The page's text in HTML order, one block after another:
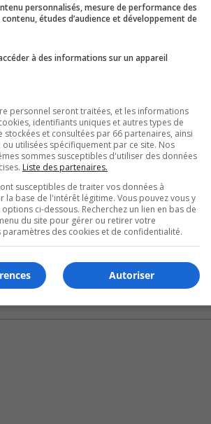
climatiques.
de service professionnel de 4
explique
les attentes de
00:00
pour présenter leur projet à un
mobile pour faire revivre le
personnalisés, mesure de performance des
études d’audience et développement de
à des informations sur un appareil
personnel seront traitées, et les informations
identifiants uniques et autres types de
et consultées par 66 partenaires, ainsi
ou utilisées spécifiquement par ce site. Nos
sommes susceptibles d'utiliser des données
Liste des partenaires.
susceptibles de traiter vos données à
la base de l'intérêt légitime. Vous pouvez vous y
ci-dessous. Recherchez un lien en bas de
du site pour gérer ou retirer votre
paramètres des cookies et de confidentialité.
Autoriser